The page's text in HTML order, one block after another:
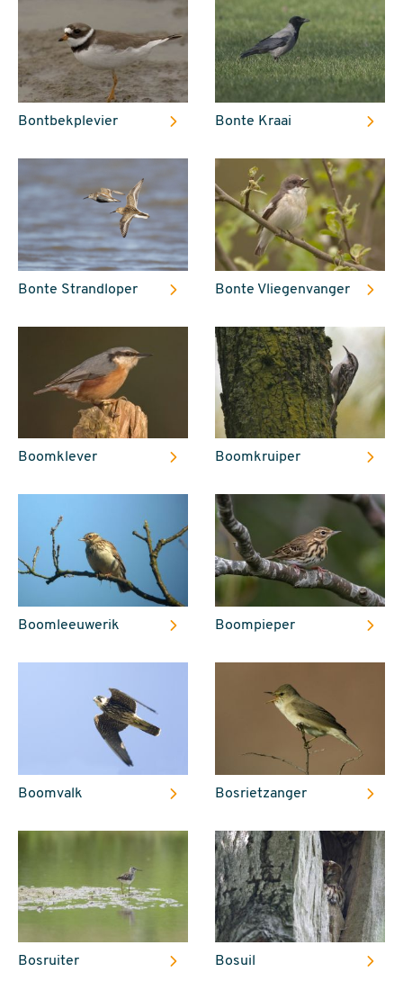
Bontbekplevier Bonte Kraai
Bonte Strandloper Bonte Vliegenvanger
Boomklever Boomkruiper
Boomleeuwerik Boompieper
Boomvalk Bosrietzanger
Bosruiter Bosuil